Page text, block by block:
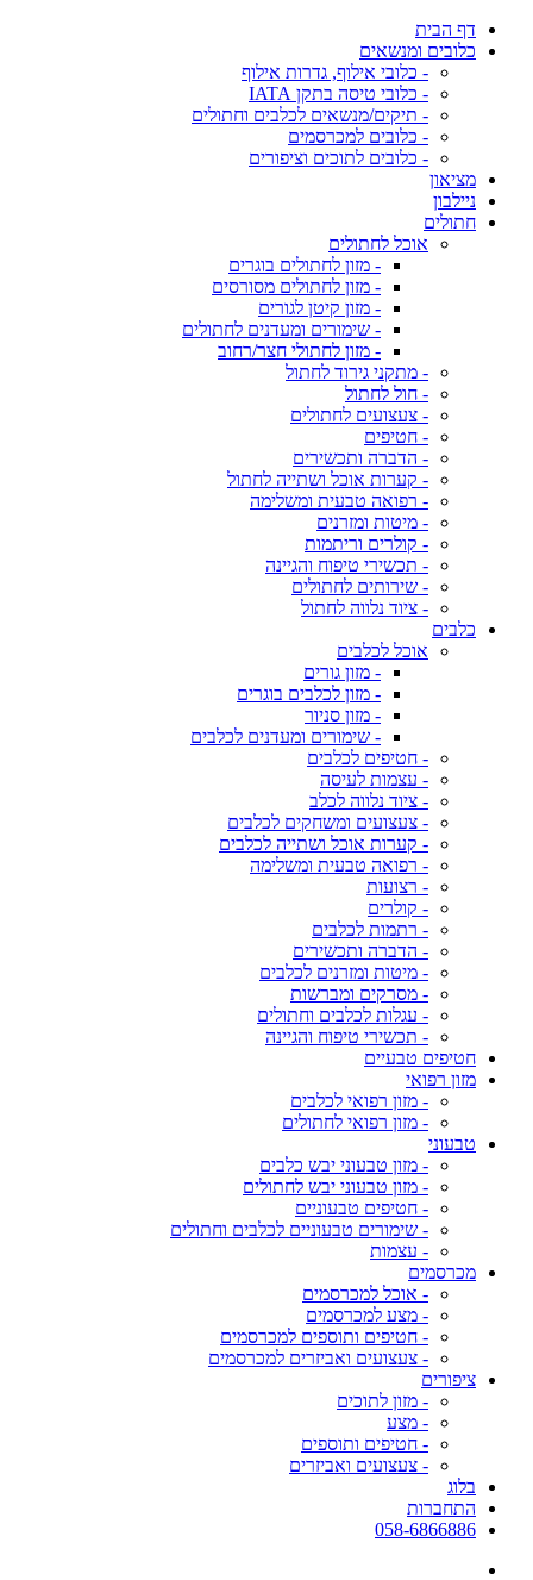
דף הבית
כלובים ומנשאים
- כלובי אילוף, גדרות אילוף
- כלובי טיסה בתקן IATA
- תיקים/מנשאים לכלבים וחתולים
- כלובים למכרסמים
- כלובים לתוכים וציפורים
מציאון
ניילבון
חתולים
אוכל לחתולים
- מזון לחתולים בוגרים
- מזון לחתולים מסורסים
- מזון קיטן לגורים
- שימורים ומעדנים לחתולים
- מזון לחתולי חצר/רחוב
- מתקני גירוד לחתול
- חול לחתול
- צעצועים לחתולים
- חטיפים
- הדברה ותכשירים
- קערות אוכל ושתייה לחתול
- רפואה טבעית ומשלימה
- מיטות ומזרנים
- קולרים וריתמות
- תכשירי טיפוח והגיינה
- שירותים לחתולים
- ציוד נלווה לחתול
כלבים
אוכל לכלבים
- מזון גורים
- מזון לכלבים בוגרים
- מזון סניור
- שימורים ומעדנים לכלבים
- חטיפים לכלבים
- עצמות לעיסה
- ציוד נלווה לכלב
- צעצועים ומשחקים לכלבים
- קערות אוכל ושתייה לכלבים
- רפואה טבעית ומשלימה
- רצועות
- קולרים
- רתמות לכלבים
- הדברה ותכשירים
- מיטות ומזרנים לכלבים
- מסרקים ומברשות
- עגלות לכלבים וחתולים
- תכשירי טיפוח והגיינה
חטיפים טבעיים
מזון רפואי
- מזון רפואי לכלבים
- מזון רפואי לחתולים
טבעוני
- מזון טבעוני יבש כלבים
- מזון טבעוני יבש לחתולים
- חטיפים טבעוניים
- שימורים טבעוניים לכלבים וחתולים
- עצמות
מכרסמים
- אוכל למכרסמים
- מצע למכרסמים
- חטיפים ותוספים למכרסמים
- צעצועים ואביזרים למכרסמים
ציפורים
- מזון לתוכים
- מצע
- חטיפים ותוספים
- צעצועים ואביזרים
בלוג
התחברות
058-6866886